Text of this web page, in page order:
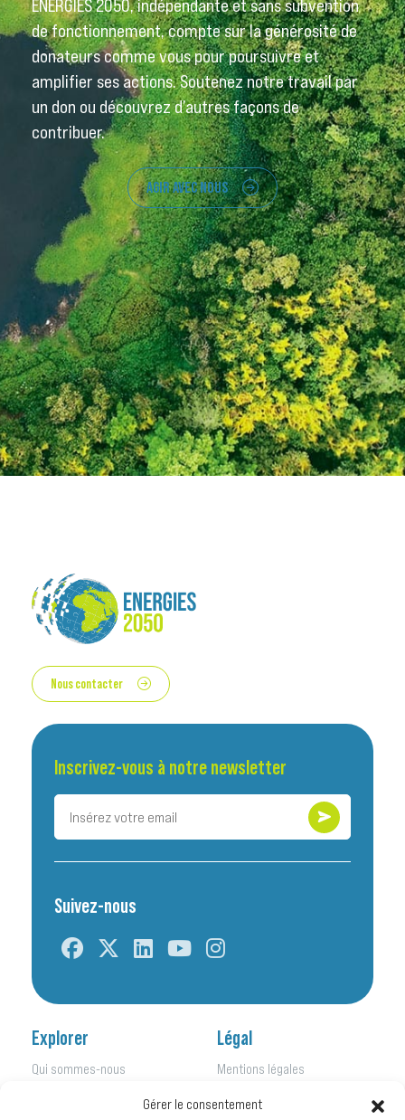
Gérer le consentement
ENERGIES 2050, indépendante et sans subvention
de fonctionnement, compte sur la générosité de
donateurs comme vous pour poursuivre et
amplifier ses actions. Soutenez notre travail par
un don ou découvrez d’autres façons de
contribuer.
AGIR AVEC NOUS
Nous contacter
Explorer
Qui sommes-nous
Légal
Mentions légales
Kit de presse
Inscrivez-vous à notre newsletter
Suivez-nous